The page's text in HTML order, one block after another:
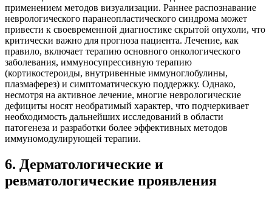
применением методов визуализации. Раннее распознавание
неврологического паранеопластического синдрома может
привести к своевременной диагностике скрытой опухоли, что
критически важно для прогноза пациента. Лечение, как
правило, включает терапию основного онкологического
заболевания, иммуносупрессивную терапию
(кортикостероиды, внутривенные иммуноглобулины,
плазмаферез) и симптоматическую поддержку. Однако,
несмотря на активное лечение, многие неврологические
дефициты носят необратимый характер, что подчеркивает
необходимость дальнейших исследований в области
патогенеза и разработки более эффективных методов
иммуномодулирующей терапии.
6. Дерматологические и
ревматологические проявления